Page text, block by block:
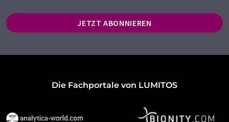
JETZT ABONNIEREN
Die Fachportale von LUMITOS